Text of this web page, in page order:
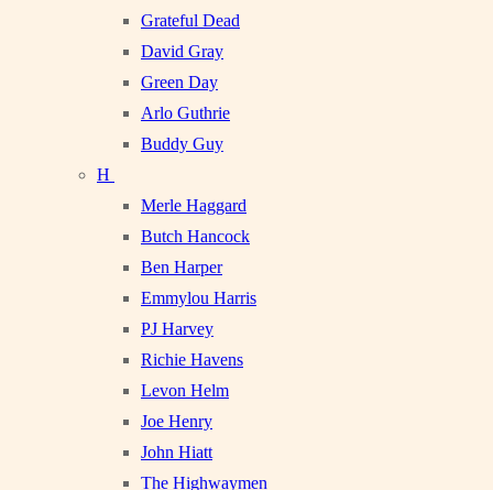
Grateful Dead
David Gray
Green Day
Arlo Guthrie
Buddy Guy
H
Merle Haggard
Butch Hancock
Ben Harper
Emmylou Harris
PJ Harvey
Richie Havens
Levon Helm
Joe Henry
John Hiatt
The Highwaymen